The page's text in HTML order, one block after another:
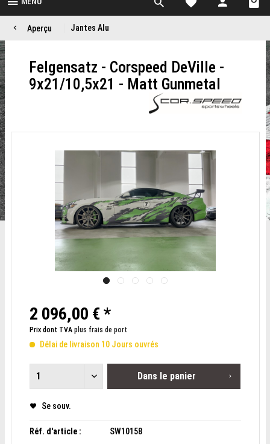
Aperçu Jantes Alu
Felgensatz - Corspeed DeVille -
9x21/10,5x21 - Matt Gunmetal
2 096,00 € *
Prix dont TVA plus frais de port
Délai de livraison 10 Jours ouvrés
Dans le panier
Se souv.
Réf. d'article : SW10158